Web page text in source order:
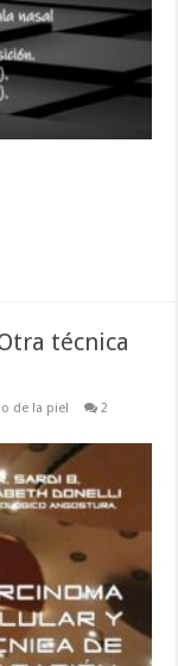
técnica
de la piel
2